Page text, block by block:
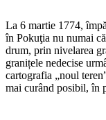
La 6 martie 1774,
în Pokuţia nu numai
drum, prin nivelarea
granițele nedecise
cartografia „noul
mai curând posibil, în